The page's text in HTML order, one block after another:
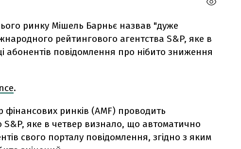
ринку Мішель Барньє назвав "дуже
рейтингового агентства S&P, яке в
абонентів повідомлення про нібито зниження
.
ринків (AMF) проводить
S&P, яке в четвер визнало, що автоматично
свого порталу повідомлення, згідно з яким